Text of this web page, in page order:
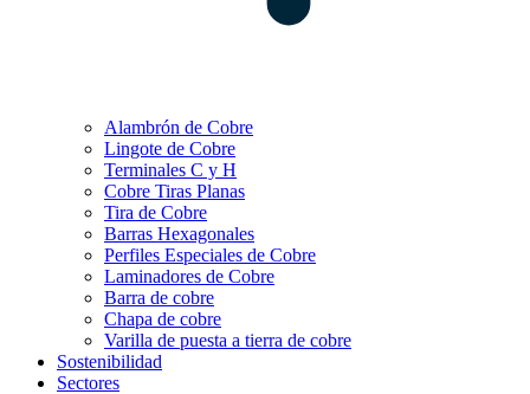
Alambrón de Cobre
Lingote de Cobre
Terminales C y H
Cobre Tiras Planas
Tira de Cobre
Barras Hexagonales
Perfiles Especiales de Cobre
Laminadores de Cobre
Barra de cobre
Chapa de cobre
Varilla de puesta a tierra de cobre
Sostenibilidad
Sectores